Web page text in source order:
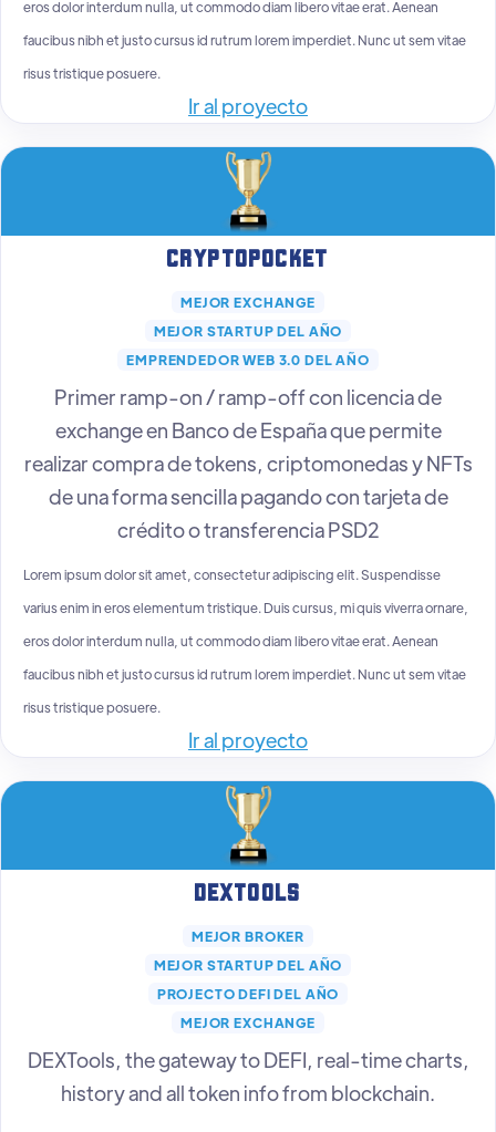
eros dolor interdum nulla, ut commodo diam libero vitae erat. Aenean
faucibus nibh et justo cursus id rutrum lorem imperdiet. Nunc ut sem vitae
risus tristique posuere.
Ir al proyecto
Cryptopocket
MEJOR EXCHANGE
MEJOR STARTUP DEL AÑO
EMPRENDEDOR WEB 3.0 DEL AÑO
Primer ramp-on / ramp-off con licencia de
exchange en Banco de España que permite
realizar compra de tokens, criptomonedas y NFTs
de una forma sencilla pagando con tarjeta de
crédito o transferencia PSD2
Lorem ipsum dolor sit amet, consectetur adipiscing elit. Suspendisse
varius enim in eros elementum tristique. Duis cursus, mi quis viverra ornare,
eros dolor interdum nulla, ut commodo diam libero vitae erat. Aenean
faucibus nibh et justo cursus id rutrum lorem imperdiet. Nunc ut sem vitae
risus tristique posuere.
Ir al proyecto
DEXTools
MEJOR BROKER
MEJOR STARTUP DEL AÑO
PROJECTO DEFI DEL AÑO
MEJOR EXCHANGE
DEXTools, the gateway to DEFI, real-time charts,
history and all token info from blockchain.